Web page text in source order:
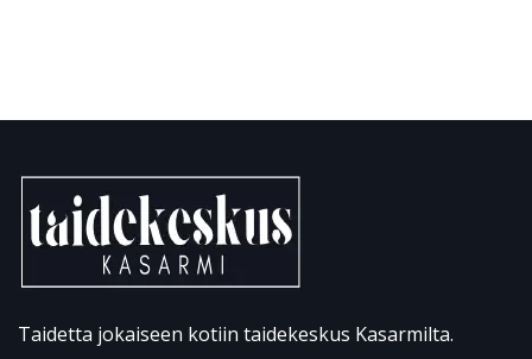
Taidetta jokaiseen kotiin taidekeskus Kasarmilta.